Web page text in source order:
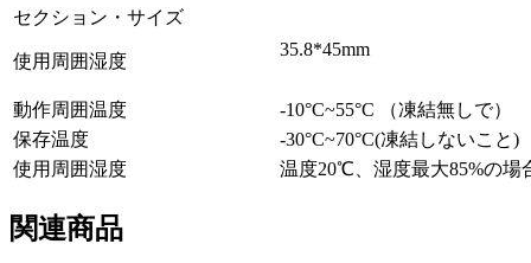
セクション・サイズ
使用周囲湿度
35.8*45mm
動作周囲温度
-10°C~55°C （凍結無しで）
保存温度
-30°C~70°C(凍結しないこと)
使用周囲湿度
温度20℃、湿度最大85%の場
関連商品